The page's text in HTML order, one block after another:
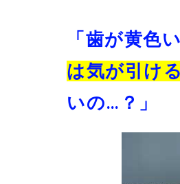
「歯が黄色
は気が引け
いの…？」